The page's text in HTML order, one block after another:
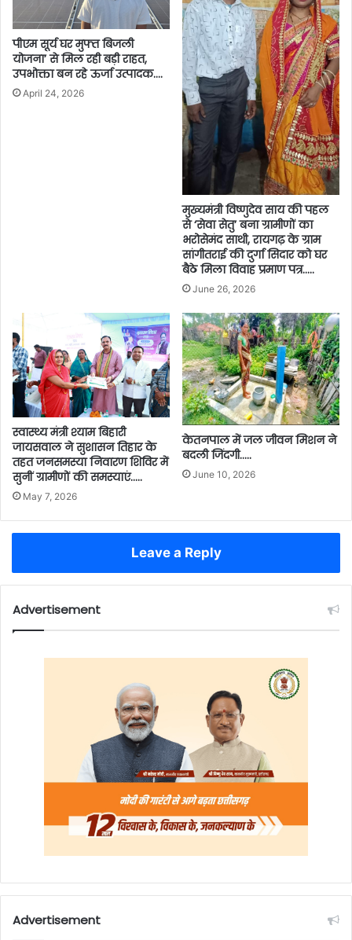
पीएम सूर्य घर मुफ्त बिजली
योजना’ से मिल रही बड़ी राहत,
उपभोक्ता बन रहे ऊर्जा उत्पादक….
April 24, 2026
मुख्यमंत्री विष्णुदेव साय की पहल
से ‘सेवा सेतु’ बना ग्रामीणों का
भरोसेमंद साथी, रायगढ़ के ग्राम
सांगीतराई की दुर्गा सिदार को घर
बैठे मिला विवाह प्रमाण पत्र…..
June 26, 2026
स्वास्थ्य मंत्री श्याम बिहारी
जायसवाल ने सुशासन तिहार के
तहत जनसमस्या निवारण शिविर में
सुनीं ग्रामीणों की समस्याएं…..
May 7, 2026
केतनपाल में जल जीवन मिशन ने
बदली जिंदगी…..
June 10, 2026
Leave a Reply
Advertisement
Advertisement